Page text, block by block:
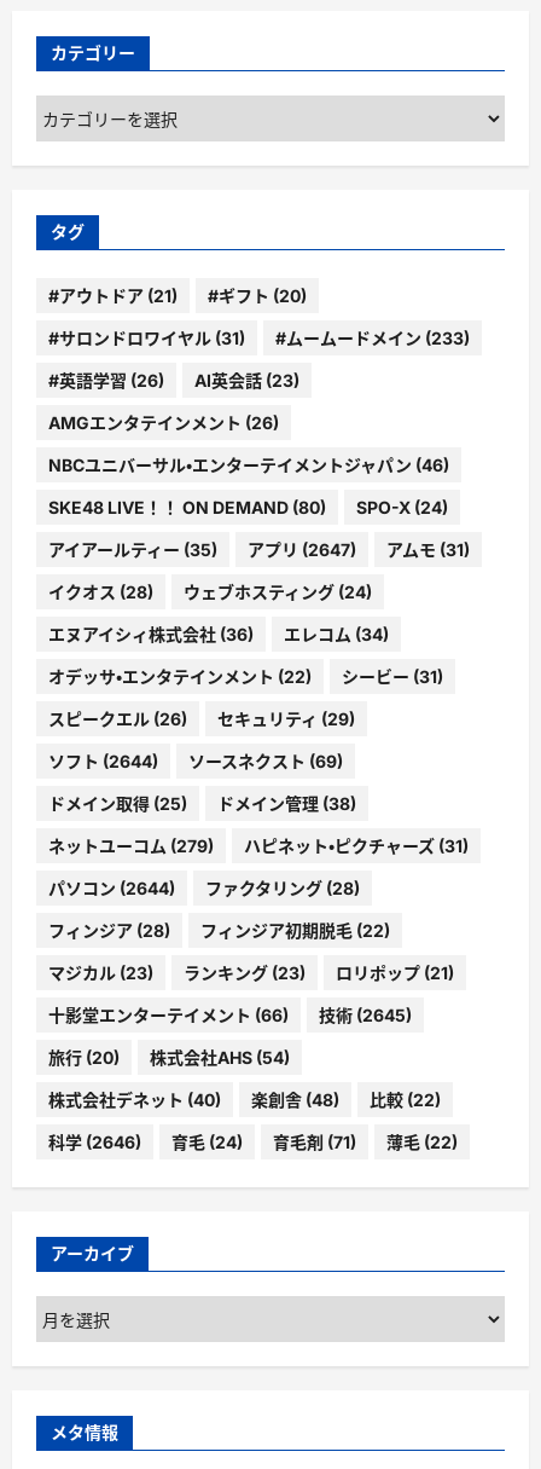
カテゴリー
カ
テ
ゴ
ー
タグ
#アウトドア (21) #ギフト (20)
#サロンドロワイヤル (31) #ムームードメイン (233)
#英語学習 (26) AI英会話 (23)
AMGエンタテインメント (26)
NBCユニバーサル・エンターテイメントジャパン (46)
SKE48 LIVE！！ ON DEMAND (80) SPO-X (24)
アイアールティー (35) アプリ (2647) アムモ (31)
イクオス (28) ウェブホスティング (24)
エヌアイシィ株式会社 (36) エレコム (34)
オデッサ・エンタテインメント (22) シービー (31)
スピークエル (26) セキュリティ (29)
ソフト (2644) ソースネクスト (69)
ドメイン取得 (25) ドメイン管理 (38)
ネットユーコム (279) ハピネット・ピクチャーズ (31)
パソコン (2644) ファクタリング (28)
フィンジア (28) フィンジア初期脱毛 (22)
マジカル (23) ランキング (23) ロリポップ (21)
十影堂エンターテイメント (66) 技術 (2645)
旅行 (20) 株式会社AHS (54)
株式会社デネット (40) 楽創舎 (48) 比較 (22)
科学 (2646) 育毛 (24) 育毛剤 (71) 薄毛 (22)
アーカイブ
ア
ー
カ
ブ
メタ情報